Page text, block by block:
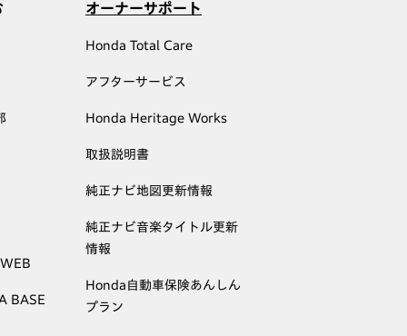
BASE
オーナーサポート
Honda Total Care
アフターサービス
Honda Heritage Works
取扱説明書
純正ナビ地図更新情報
純正ナビ音楽タイトル更新
情報
Honda自動車保険あんしん
プラン